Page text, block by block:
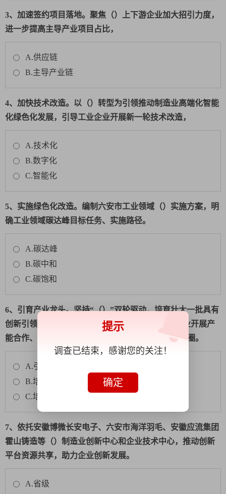
3、加速签约项目落地。聚焦（）上下游企业加大招引力度，
进一步提高主导产业项目占比，
A.供应链
B.主导产业链
4、加快技术改造。以（）转型为引领推动制造业高端化智能
化绿色化发展，引导工业企业开展新一轮技术改造，
A.技术化
B.数字化
C.智能化
5、实施绿色化改造。编制六安市工业领域（）实施方案，明
确工业领域碳达峰目标任务、实施路径。
A.碳达峰
B.碳中和
C.碳饱和
6、引育产业龙头。坚持“（）”双轮驱动，培育壮大一批具有
创新引领力、生态主导力的链主企业，带动中小企业开展产
能合作、供需配套，打造“龙头企业+配套企业”生态圈。
A.引进＋改造
B.培育＋引进
C.培育＋改造
7、依托安徽博微长安电子、六安市海洋羽毛、安徽应流集团
霍山铸造等（）制造业创新中心和企业技术中心，推动创新
平台资源共享，助力企业创新发展。
A.省级
提示
调查已结束，感谢您的关注！
确定